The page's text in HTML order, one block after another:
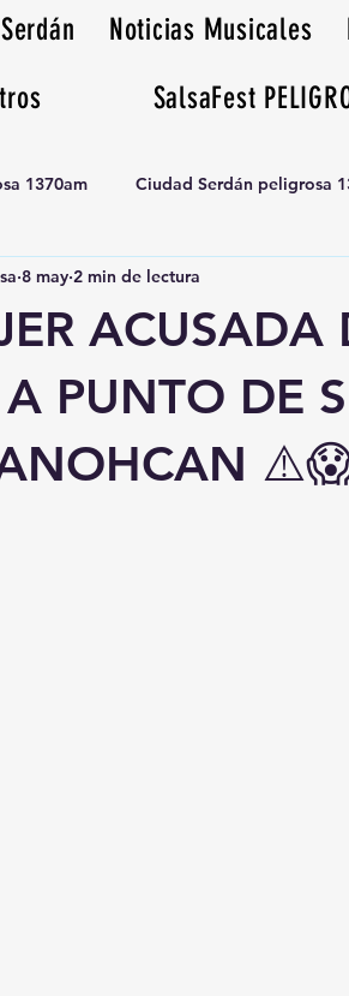
Noticias Musicales
SalsaFest
1370am Ciudad Serdán peligrosa
Tianguis peligrosa 1370am huamantla
ACUSADA
PUNTO DE
8 may 2 min de lectura